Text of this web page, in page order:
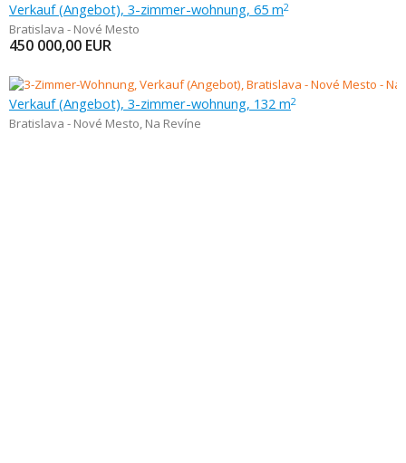
Verkauf (Angebot), 3-zimmer-wohnung, 65 m2
Bratislava - Nové Mesto
450 000,00 EUR
Verkauf (Angebot), 3-zimmer-wohnung, 132 m2
Bratislava - Nové Mesto, Na Revíne